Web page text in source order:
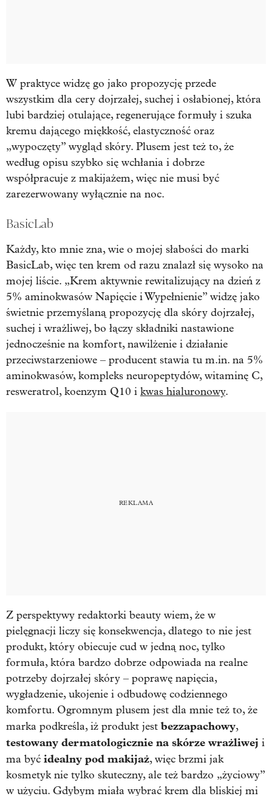
W praktyce widzę go jako propozycję przede
wszystkim dla cery dojrzałej, suchej i osłabionej, która
lubi bardziej otulające, regenerujące formuły i szuka
kremu dającego miękkość, elastyczność oraz
„wypoczęty” wygląd skóry. Plusem jest też to, że
według opisu szybko się wchłania i dobrze
współpracuje z makijażem, więc nie musi być
zarezerwowany wyłącznie na noc.
BasicLab
Każdy, kto mnie zna, wie o mojej słabości do marki
BasicLab, więc ten krem od razu znalazł się wysoko na
mojej liście. „Krem aktywnie rewitalizujący na dzień z
5% aminokwasów Napięcie i Wypełnienie” widzę jako
świetnie przemyślaną propozycję dla skóry dojrzałej,
suchej i wrażliwej, bo łączy składniki nastawione
jednocześnie na komfort, nawilżenie i działanie
przeciwstarzeniowe – producent stawia tu m.in. na 5%
aminokwasów, kompleks neuropeptydów, witaminę C,
resweratrol, koenzym Q10 i kwas hialuronowy.
Z perspektywy redaktorki beauty wiem, że w
pielęgnacji liczy się konsekwencja, dlatego to nie jest
produkt, który obiecuje cud w jedną noc, tylko
formuła, która bardzo dobrze odpowiada na realne
potrzeby dojrzałej skóry – poprawę napięcia,
wygładzenie, ukojenie i odbudowę codziennego
komfortu. Ogromnym plusem jest dla mnie też to, że
marka podkreśla, iż produkt jestbezzapachowy,
testowany dermatologicznie na skórze wrażliwej i
ma być idealny pod makijaż, więc brzmi jak
kosmetyk nie tylko skuteczny, ale też bardzo „życiowy”
w użyciu. Gdybym miała wybrać krem dla bliskiej mi